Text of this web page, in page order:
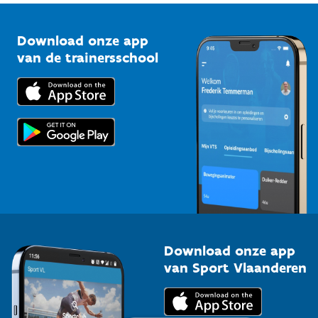
Bedrijven
Trainers en begeleiders
Topsporters
Vlaamse Trainersschool
Kennisplatform
Downloads
Voor de pers
Download onze app
van de trainersschool
Download onze app
van Sport Vlaanderen